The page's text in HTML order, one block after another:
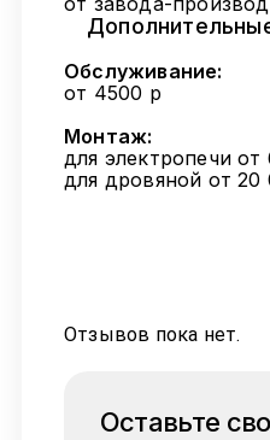
Обслуживание:
от 4500 р
Монтаж:
для электропечи от
для дровяной от 20
Отзывов пока нет.
Оставьте